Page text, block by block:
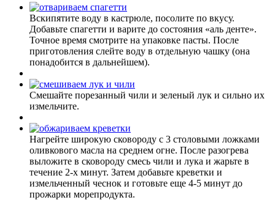
Вскипятите воду в кастрюле, посолите по вкусу.
Добавьте спагетти и варите до состояния «аль денте».
Точное время смотрите на упаковке пасты. После
приготовления слейте воду в отдельную чашку (она
понадобится в дальнейшем).
Смешайте порезанный чили и зеленый лук и сильно их
измельчите.
Нагрейте широкую сковороду с 3 столовыми ложками
оливкового масла на среднем огне. После разогрева
выложите в сковороду смесь чили и лука и жарьте в
течение 2-х минут. Затем добавьте креветки и
измельченный чеснок и готовьте еще 4-5 минут до
прожарки морепродукта.